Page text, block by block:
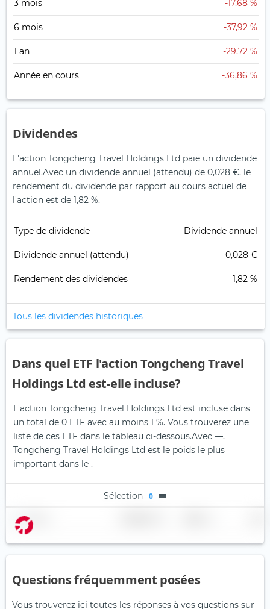
3 mois -17,68 %
6 mois -37,92 %
1 an -29,72 %
Année en cours -36,86 %
Dividendes
L'action Tongcheng Travel Holdings Ltd paie un dividende
annuel.Avec un dividende annuel (attendu) de 0,028 €, le
rendement du dividende par rapport au cours actuel de
l'action est de 1,82 %.
Type de dividende Dividende annuel
Dividende annuel (attendu) 0,028 €
Rendement des dividendes 1,82 %
Tous les dividendes historiques
Dans quel ETF l'action Tongcheng Travel
Holdings Ltd est-elle incluse?
L'action Tongcheng Travel Holdings Ltd est incluse dans
un total de 0 ETF avec au moins 1 %. Vous trouverez une
liste de ces ETF dans le tableau ci-dessous.Avec —,
Tongcheng Travel Holdings Ltd est le poids le plus
important dans le .
Sélection 0
Nom
Questions fréquemment posées
Vous trouverez ici toutes les réponses à vos questions sur